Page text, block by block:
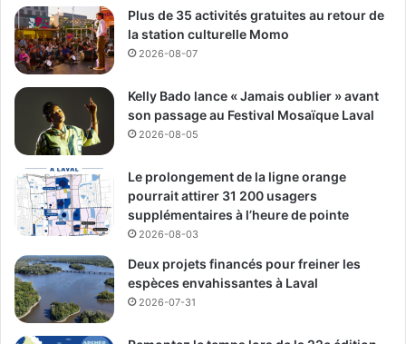
stratégiques comme leNigeria, leKenyaet l’Égypte, où
l’adoption du mobile money facilite le commerce
numérique. « Ces marchés émergents sont une
opportunité incroyable pour encourager les commerces
locaux à passer au numérique », explique Djalil.
Plus de 35 activités gratuites au retour de
la station culturelle Momo
2026-08-07
Kelly Bado lance « Jamais oublier » avant
son passage au Festival Mosaïque Laval
2026-08-05
Le prolongement de la ligne orange
pourrait attirer 31 200 usagers
supplémentaires à l’heure de pointe
2026-08-03
Deux projets financés pour freiner les
espèces envahissantes à Laval
2026-07-31